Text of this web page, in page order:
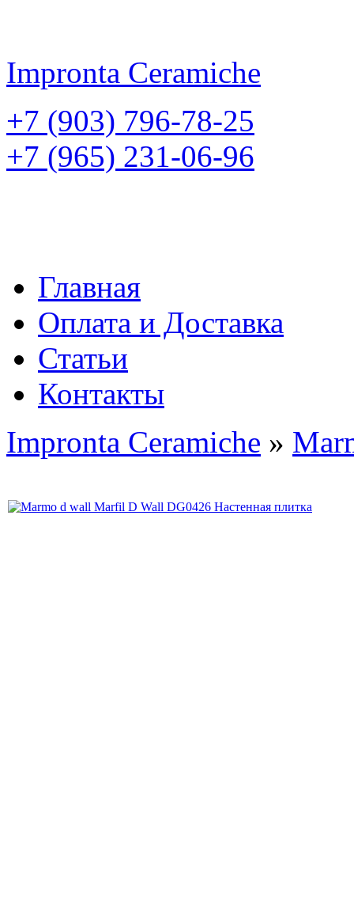
Impronta Ceramiche
+7 (903) 796-78-25
+7 (965) 231-06-96
Главная
Оплата и Доставка
Статьи
Контакты
Impronta Ceramiche »